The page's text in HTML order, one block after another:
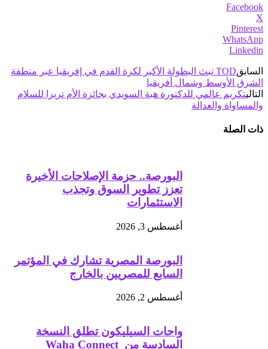
Facebook
X
Pinterest
WhatsApp
Linkedin
السابق
TOD تبث البطولة الأكبر لكرة القدم في إفريقيا عبر منطقة
الشرق الأوسط وشمال أفريقيا
التاليتكريم عالمي للدكتورة هبة السويدي بجائزة الأم تريزا للسلام
والمساواة والعدالة
ذات الصلة
البورصة.. حزمة الإصلاحات الأخيرة
تعزز تطوير السوق وتجذب
الاستثمارات
أغسطس 3, 2026
البورصة المصرية تشارك في المؤتمر
السابع للمصريين بالخارج
أغسطس 2, 2026
واحات السيليكون تطلق النسخة
السادسة من Waha Connect